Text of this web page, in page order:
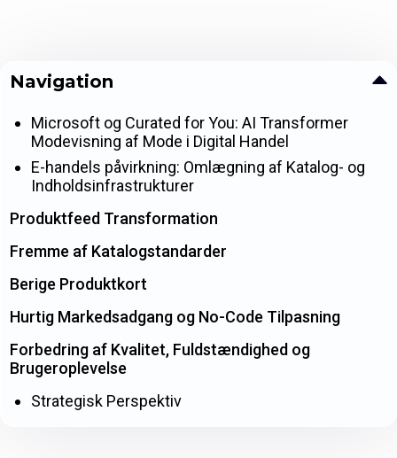
Navigation
Microsoft og Curated for You: AI Transformer
Modevisning af Mode i Digital Handel
E-handels påvirkning: Omlægning af Katalog- og
Indholdsinfrastrukturer
Produktfeed Transformation
Fremme af Katalogstandarder
Berige Produktkort
Hurtig Markedsadgang og No-Code Tilpasning
Forbedring af Kvalitet, Fuldstændighed og
Brugeroplevelse
Strategisk Perspektiv